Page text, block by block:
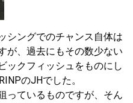
シングでのチャンス自体は
が、過去にもその数少ない
ックフィッシュをものにし
のJHでした。
っているものですが、そん